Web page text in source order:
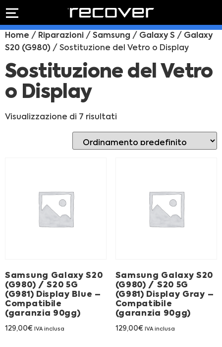
Preventivo online
PREVENTIVO RIPARAZIONE
ACQUISTA IPHONE
RIVENDITORI B2B
Contatti
PADOVA
PREVENTIVO
Preventivo
RIPARAZIONE
IPHONE
Riparazione
schermo
Home / Riparazioni / Samsung / Galaxy S / Galaxy
S20 (G980) / Sostituzione del Vetro o Display
Sostituzione del Vetro
o Display
Visualizzazione di 7 risultati
Samsung Galaxy S20
(G980) / S20 5G
(G981) Display Blue –
Compatibile
(garanzia 90gg)
129,00€ IVA inclusa
Samsung Galaxy S20
(G980) / S20 5G
(G981) Display Gray –
Compatibile
(garanzia 90gg)
129,00€ IVA inclusa